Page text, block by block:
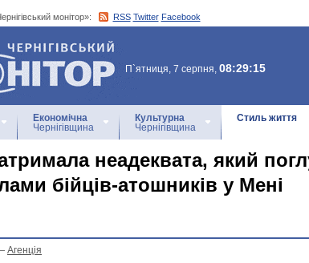
монітор»: RSS Twitter Facebook
монітор»
П`ятниця, 7 серпня, 08:29:15
Економічна
Чернігівщина
Культурна
Чернігівщина
Стиль життя
неадеквата, який
бійців-атошників у Мені
Агенцiя